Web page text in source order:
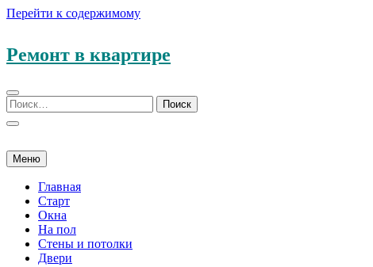
Перейти к содержимому
Ремонт в квартире
Меню
Главная
Старт
Окна
На пол
Стены и потолки
Двери